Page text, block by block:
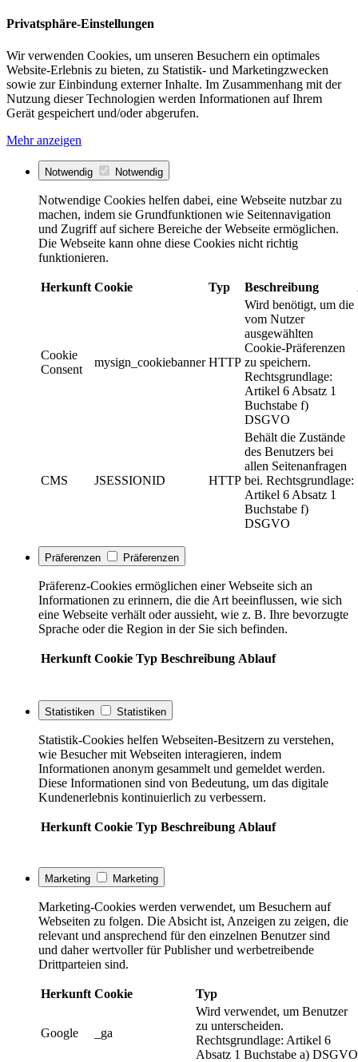
Privatsphäre-Einstellungen
Wir verwenden Cookies, um unseren Besuchern ein optimales
Website-Erlebnis zu bieten, zu Statistik- und Marketingzwecken
sowie zur Einbindung externer Inhalte. Im Zusammenhang mit der
Nutzung dieser Technologien werden Informationen auf Ihrem
Gerät gespeichert und/oder abgerufen.
Mehr anzeigen
Notwendig Notwendig
Notwendige Cookies helfen dabei, eine Webseite nutzbar zu
machen, indem sie Grundfunktionen wie Seitennavigation
und Zugriff auf sichere Bereiche der Webseite ermöglichen.
Die Webseite kann ohne diese Cookies nicht richtig
funktionieren.
Herkunft Cookie Typ Beschreibung
Cookie
Consent
mysign_cookiebanner HTTP
Wird benötigt, um die
vom Nutzer
ausgewählten
Cookie-Präferenzen
zu speichern.
Rechtsgrundlage:
Artikel 6 Absatz 1
Buchstabe f)
DSGVO
CMS JSESSIONID HTTP
Behält die Zustände
des Benutzers bei
allen Seitenanfragen
bei. Rechtsgrundlage:
Artikel 6 Absatz 1
Buchstabe f)
DSGVO
Präferenzen Präferenzen
Präferenz-Cookies ermöglichen einer Webseite sich an
Informationen zu erinnern, die die Art beeinflussen, wie sich
eine Webseite verhält oder aussieht, wie z. B. Ihre bevorzugte
Sprache oder die Region in der Sie sich befinden.
Herkunft Cookie Typ Beschreibung Ablauf
Statistiken Statistiken
Statistik-Cookies helfen Webseiten-Besitzern zu verstehen,
wie Besucher mit Webseiten interagieren, indem
Informationen anonym gesammelt und gemeldet werden.
Diese Informationen sind von Bedeutung, um das digitale
Kundenerlebnis kontinuierlich zu verbessern.
Herkunft Cookie Typ Beschreibung Ablauf
Marketing Marketing
Marketing-Cookies werden verwendet, um Besuchern auf
Webseiten zu folgen. Die Absicht ist, Anzeigen zu zeigen, die
relevant und ansprechend für den einzelnen Benutzer sind
und daher wertvoller für Publisher und werbetreibende
Drittparteien sind.
Herkunft Cookie Typ
Google _ga
Wird verwendet, um Benutzer
zu unterscheiden.
Rechtsgrundlage: Artikel 6
Absatz 1 Buchstabe a) DSGVO